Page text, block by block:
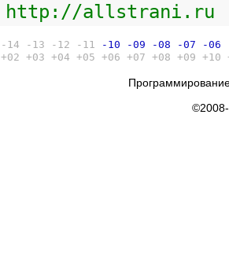
http://allstrani.ru
-14 -13 -12 -11 -10 -09 -08 -07 -06
+02 +03 +04 +05 +06 +07 +08 +09 +10